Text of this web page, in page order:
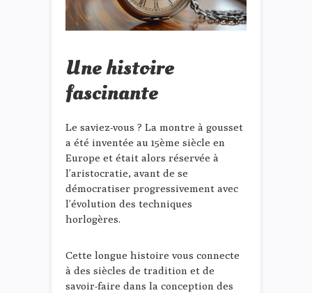
Une histoire
fascinante
Le saviez-vous ? La montre à gousset
a été inventée au 15ème siècle en
Europe et était alors réservée à
l’aristocratie, avant de se
démocratiser progressivement avec
l’évolution des techniques
horlogères.
Cette longue histoire vous connecte
à des siècles de tradition et de
savoir-faire dans la conception des